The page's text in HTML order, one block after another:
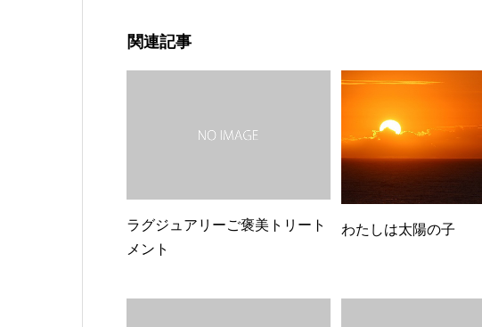
関連記事
ラグジュアリーご褒美トリート
メント
わたしは太陽の子